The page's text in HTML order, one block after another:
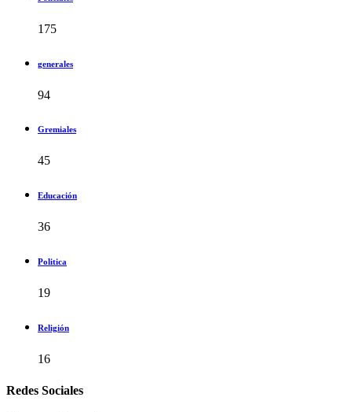
175
generales
94
Gremiales
45
Educación
36
Politica
19
Religión
16
Redes Sociales